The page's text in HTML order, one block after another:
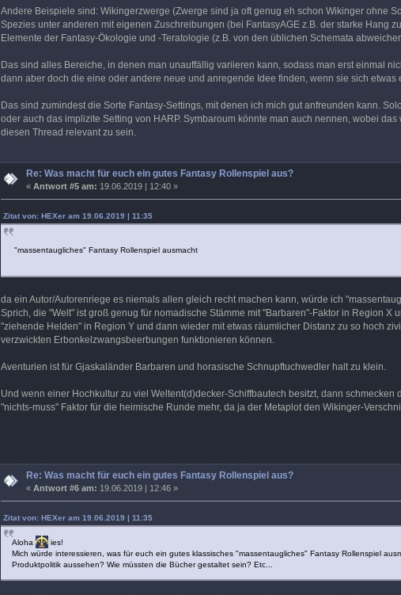
Andere Beispiele sind: Wikingerzwerge (Zwerge sind ja oft genug eh schon Wikinger ohne
Spezies unter anderen mit eigenen Zuschreibungen (bei FantasyAGE z.B. der starke Hang
Elemente der Fantasy-Ökologie und -Teratologie (z.B. von den üblichen Schemata
Das sind alles Bereiche, in denen man unauffällig variieren kann, sodass man erst einmal
dann aber doch die eine oder andere neue und anregende Idee finden, wenn sie sich etwas
Das sind zumindest die Sorte Fantasy-Settings, mit denen ich mich gut anfreunden kann.
oder auch das implizite Setting von HARP. Symbaroum könnte man auch nennen, wobei
diesen Thread relevant zu sein.
Re: Was macht für euch ein gutes Fantasy Rollenspiel aus?
«Antwort #5 am: 19.06.2019 | 12:40 »
Zitat von: HEXer am 19.06.2019 | 11:35
"massentaugliches" Fantasy Rollenspiel ausmacht
da ein Autor/Autorenriege es niemals allen gleich recht machen kann, würde ich
Sprich, die "Welt" ist groß genug für nomadische Stämme mit "Barbaren"-Faktor in Region
"ziehende Helden" in Region Y und dann wieder mit etwas räumlicher Distanz zu so hoch
verzwickten Erbonkelzwangsbeerbungen funktionieren können.
Aventurien ist für Gjaskaländer Barbaren und horasische Schnupftuchwedler halt zu klein.
Und wenn einer Hochkultur zu viel Weltent(d)decker-Schiffbautech besitzt, dann
"nichts-muss" Faktor für die heimische Runde mehr, da ja der Metaplot den Wikinger-
Re: Was macht für euch ein gutes Fantasy Rollenspiel aus?
«Antwort #6 am: 19.06.2019 | 12:46 »
Zitat von: HEXer am 19.06.2019 | 11:35
Aloha
ies!
Mich würde interessieren, was für euch ein gutes klassisches "massentaugliches" Fantasy Rollenspiel
Produktpolitik aussehen? Wie müssten die Bücher gestaltet sein? Etc...